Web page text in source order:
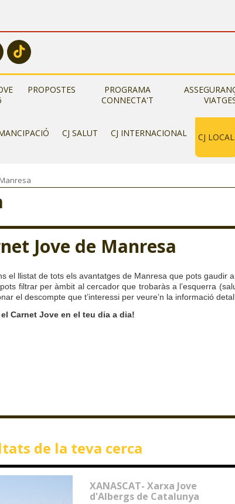
PROPOSTES
PROGRAMA
CONNECTA'T
CJ SALUT CJ INTERNACIONAL CJ LOCAL
Jove de Manresa
el llistat de tots els avantatges de Manresa que pots gaudir
filtrar per àmbit al cercador que trobaràs a l’esquerra
el descompte que t’interessi per veure’n la informació
Carnet Jove en el teu dia a dia!
de la teva cerca
XANASCAT- Xarxa Jove
d'Albergs de Catalunya